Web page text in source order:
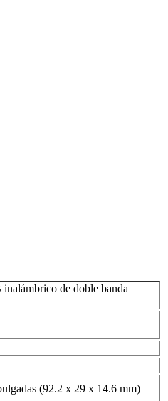
de doble banda
(92.2 x 29 x 14.6 mm)